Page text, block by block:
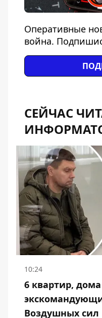
Оперативные
война.
СЕЙЧАС
10:24
6 квартир,
Воздушных сил